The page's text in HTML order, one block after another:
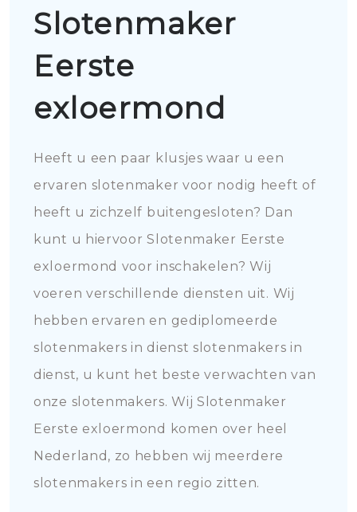
Slotenmaker
Eerste
exloermond
Heeft u een paar klusjes waar u een
ervaren slotenmaker voor nodig heeft of
heeft u zichzelf buitengesloten? Dan
kunt u hiervoor Slotenmaker Eerste
exloermond voor inschakelen? Wij
voeren verschillende diensten uit. Wij
hebben ervaren en gediplomeerde
slotenmakers in dienst slotenmakers in
dienst, u kunt het beste verwachten van
onze slotenmakers. Wij Slotenmaker
Eerste exloermond komen over heel
Nederland, zo hebben wij meerdere
slotenmakers in een regio zitten.